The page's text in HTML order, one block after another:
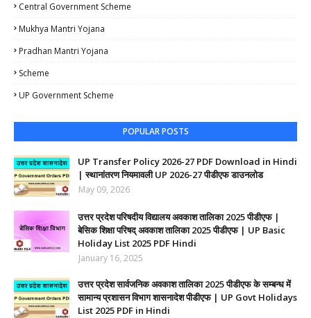
Central Government Scheme
Mukhya Mantri Yojana
Pradhan Mantri Yojana
Scheme
UP Government Scheme
POPULAR POSTS
UP Transfer Policy 2026-27 PDF Download in Hindi
| स्थानांतरण नियमावली UP 2026-27 पीडीएफ डाउनलोड
May 09, 2026
उत्तर प्रदेश परिषदीय विद्यालय अवकाश तालिका 2025 पीडीएफ |
बेसिक शिक्षा परिषद् अवकाश तालिका 2025 पीडीएफ | UP Basic
Holiday List 2025 PDF Hindi
January 16, 2025
उत्तर प्रदेश सार्वजनिक अवकाश तालिका 2025 पीडीएफ के सम्बन्ध में
सामान्य प्रशासन विभाग शासनादेश पीडीएफ | UP Govt Holidays
List 2025 PDF in Hindi